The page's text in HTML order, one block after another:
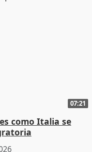
07:21
como Italia se